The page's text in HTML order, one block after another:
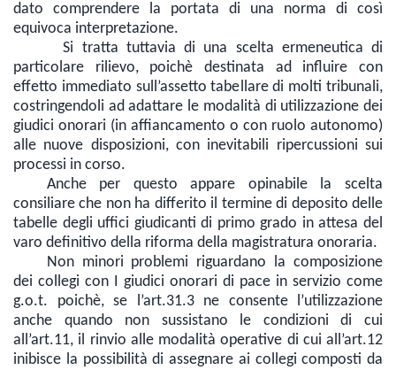
dato comprendere
la portata di una norma di così
equivoca interpretazione.
Si tratta tuttavia di una scelta ermeneutica di
particolare rilievo, poichè destinata ad influire con
effetto immediato sull’assetto tabellare di molti tribunali,
costringendoli ad adattare le modalità di utilizzazione dei
giudici onorari (in affiancamento o con ruolo autonomo)
alle nuove disposizioni, con inevitabili ripercussioni sui
processi in corso.
Anche per questo appare opinabile la scelta
consiliare che non ha differito il termine di deposito delle
tabelle degli uffici giudicanti di primo grado in attesa del
varo definitivo della riforma della magistratura onoraria.
Non minori problemi riguardano la composizione
dei collegi con I giudici onorari di pace in servizio come
g.o.t. poichè, se l’art.31.3 ne consente l’utilizzazione
anche quando non sussistano le condizioni di cui
all’art.11, il rinvio alle modalità operative di cui all’art.12
inibisce la possibilità di assegnare ai collegi composti da